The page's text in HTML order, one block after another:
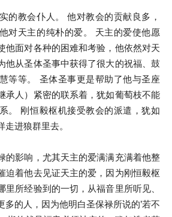
的教会仆人。 他对教会的贡献良多，
对天主的纯朴的爱。 天主的爱使他愿
他面对各种的困难和考验，他依然对天
他从圣体圣事中获得了很大的祝福、鼓
等等。 圣体圣事更是帮助了他与圣座
承人）紧密的联系着，犹如葡萄枝不能
。 刚恒毅枢机接受教会的派遣，犹如
进狼群里去。
的影响，尤其天主的爱满满充满着他整
迫着他去见证天主的爱，因为刚恒毅枢
里所经验到的一切，从福音里所听见、
多的人，因为他明白圣保禄所说的’若不